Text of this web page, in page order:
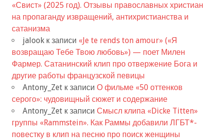
«Свист» (2025 год). Отзывы православных христиан
на пропаганду извращений, антихристианства и
сатанизма
jalook к записи «Je te rends ton amour» («Я
возвращаю Тебе Твою любовь») — поет Милен
Фармер. Сатанинский клип про отвержение Бога и
другие работы французской певицы
Antony_Zet к записи О фильме «50 оттенков
серого»: чудовищный сюжет и содержание
Antony_Zet к записи Смысл клипа «Dicke Titten»
группы «Rammstein». Как Раммы добавили ЛГБТ*-
повестку в клип на песню про поиск женщины